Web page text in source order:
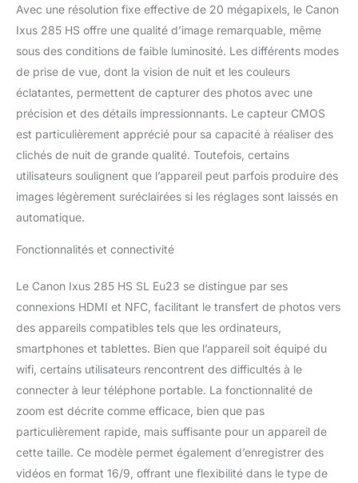
Avec une résolution fixe effective de 20 mégapixels, le Canon
Ixus 285 HS offre une qualité d’image remarquable, même
sous des conditions de faible luminosité. Les différents modes
de prise de vue, dont la vision de nuit et les couleurs
éclatantes, permettent de capturer des photos avec une
précision et des détails impressionnants. Le capteur CMOS
est particulièrement apprécié pour sa capacité à réaliser des
clichés de nuit de grande qualité. Toutefois, certains
utilisateurs soulignent que l’appareil peut parfois produire des
images légèrement suréclairées si les réglages sont laissés en
automatique.
Fonctionnalités et connectivité
Le Canon Ixus 285 HS SL Eu23 se distingue par ses
connexions HDMI et NFC, facilitant le transfert de photos vers
des appareils compatibles tels que les ordinateurs,
smartphones et tablettes. Bien que l’appareil soit équipé du
wifi, certains utilisateurs rencontrent des difficultés à le
connecter à leur téléphone portable. La fonctionnalité de
zoom est décrite comme efficace, bien que pas
particulièrement rapide, mais suffisante pour un appareil de
cette taille. Ce modèle permet également d’enregistrer des
vidéos en format 16/9, offrant une flexibilité dans le type de